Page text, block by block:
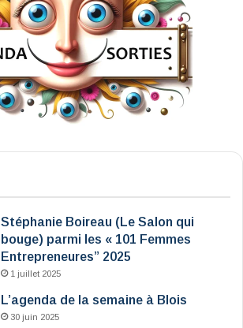
Stéphanie Boireau (Le Salon qui
bouge) parmi les « 101 Femmes
Entrepreneures” 2025
1 juillet 2025
L’agenda de la semaine à Blois
30 juin 2025